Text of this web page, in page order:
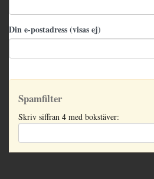
Din e-postadress (visas ej)
Spamfilter
Skriv siffran 4 med bokstäver: